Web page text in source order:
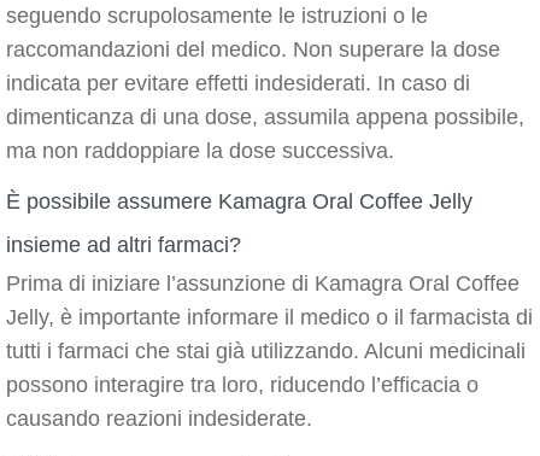
seguendo scrupolosamente le istruzioni o le
raccomandazioni del medico. Non superare la dose
indicata per evitare effetti indesiderati. In caso di
dimenticanza di una dose, assumila appena possibile,
ma non raddoppiare la dose successiva.
È possibile assumere Kamagra Oral Coffee Jelly
insieme ad altri farmaci?
Prima di iniziare l’assunzione di Kamagra Oral Coffee
Jelly, è importante informare il medico o il farmacista di
tutti i farmaci che stai già utilizzando. Alcuni medicinali
possono interagire tra loro, riducendo l’efficacia o
causando reazioni indesiderate.